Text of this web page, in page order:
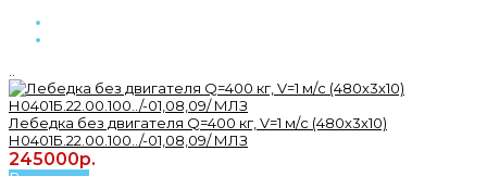
Лебедка без двигателя Q=400 кг, V=1 м/с (480х3х10)
Н0401Б.22.00.100../-01,08,09/ МЛЗ
245000р.